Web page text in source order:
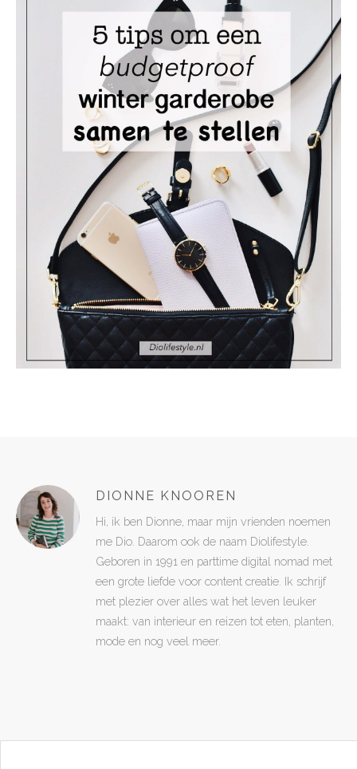
DIONNE KNOOREN
Hi, ik ben Dionne, maar mijn vrienden noemen
me Dio. Daarom ook de naam Diolifestyle.
Geboren in 1991 en parttime digital nomad met
een grote liefde voor content creatie. Ik schrijf
met plezier over alles wat het leven leuker
maakt: van interieur en reizen tot eten, planten,
mode en nog veel meer.